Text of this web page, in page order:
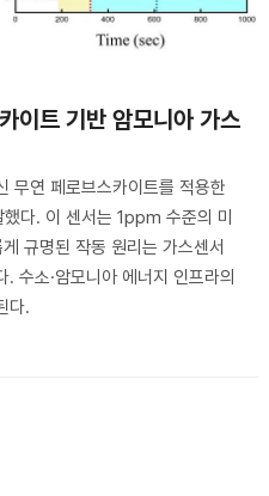
이트 기반 암모니아 가스
무연 페로브스카이트를 적용한
다. 이 센서는 1ppm 수준의 미
규명된 작동 원리는 가스센서
수소·암모니아 에너지 인프라의
다.